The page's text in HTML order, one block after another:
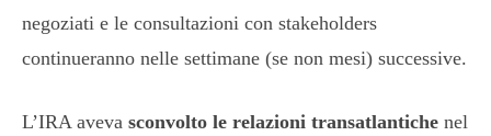
negoziati e le consultazioni con stakeholders
continueranno nelle settimane (se non mesi) successive.
L’IRA aveva sconvolto le relazioni transatlantiche nel